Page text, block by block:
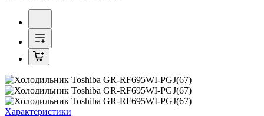
Характеристики